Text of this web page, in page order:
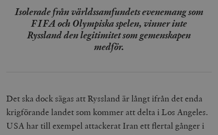
Isolerade från världssamfundets evenemang som
FIFA och Olympiska spelen, vinner inte
Ryssland den legitimitet som gemenskapen
medför.
Det ska dock sägas att Ryssland är långt ifrån det enda
krigförande landet som kommer att delta i Los Angeles.
USA har till exempel attackerat Iran ett flertal gånger i